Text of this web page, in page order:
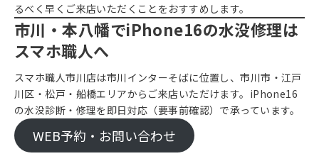
るべく早くご来店いただくことをおすすめします。
市川・本八幡でiPhone16の水没修理は
スマホ職人へ
スマホ職人市川店は市川インターそばに位置し、市川市・江戸
川区・松戸・船橋エリアからご来店いただけます。iPhone16
の水没診断・修理を即日対応（要事前確認）で承っています。
WEB予約・お問い合わせ